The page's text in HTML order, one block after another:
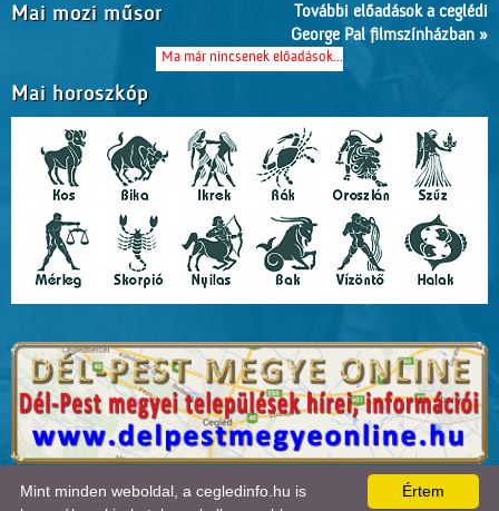
Mai mozi műsor
További előadások a ceglédi
George Pal filmszínházban »
Ma már nincsenek előadások...
Mai horoszkóp
A lap0.022 másodperc alatt készült el. | Copyright 2026 © Cegledinfo
, design by:
ÍRJON NEKÜNK! |OLDALTÉRKÉP IMPRESSZUM
Értem
Mint minden weboldal, a cegledinfo.hu is